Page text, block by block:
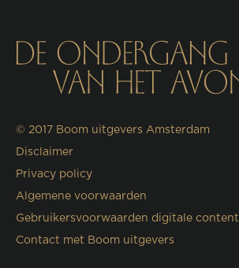
© 2017 Boom uitgevers Amsterdam
Disclaimer
Privacy policy
Algemene voorwaarden
Gebruikersvoorwaarden digitale content
Contact met Boom uitgevers